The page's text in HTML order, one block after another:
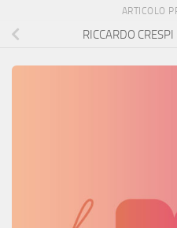
ARTICOLO
RICCARDO